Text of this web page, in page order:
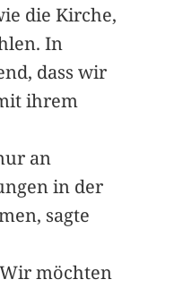
die Kirche,
In
dass wir
ihrem
an
in der
sagte
möchten